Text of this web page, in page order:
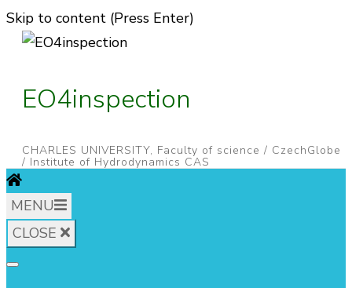
Skip to content (Press Enter)
EO4inspection
CHARLES UNIVERSITY, Faculty of science / CzechGlobe
/ Institute of Hydrodynamics CAS
MENU
CLOSE